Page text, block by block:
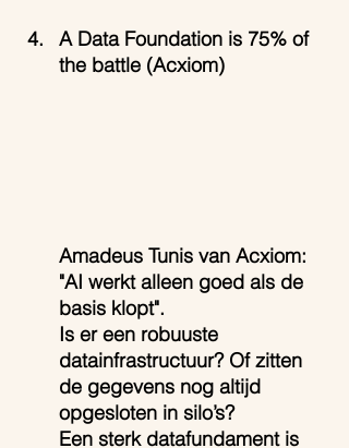
A Data Foundation is 75% of
the battle (Acxiom)
Amadeus Tunis van Acxiom:
"AI werkt alleen goed als de
basis klopt".
Is er een robuuste
datainfrastructuur? Of zitten
de gegevens nog altijd
opgesloten in silo’s?
Een sterk datafundament is